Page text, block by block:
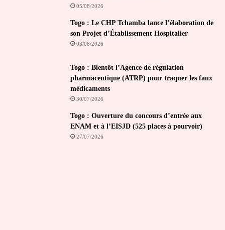
05/08/2026
Togo : Le CHP Tchamba lance l’élaboration de
son Projet d’Établissement Hospitalier
03/08/2026
Togo : Bientôt l’Agence de régulation
pharmaceutique (ATRP) pour traquer les faux
médicaments
30/07/2026
Togo : Ouverture du concours d’entrée aux
ENAM et à l’EISJD (525 places à pourvoir)
27/07/2026